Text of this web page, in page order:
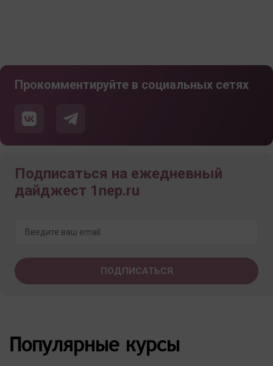
Прокомментируйте в социальных сетях
Подписаться на ежедневный
дайджест 1nep.ru
Популярные курсы